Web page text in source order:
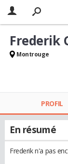
Frederik
Montrouge
PROFIL
En résumé
Frederik n'a pas